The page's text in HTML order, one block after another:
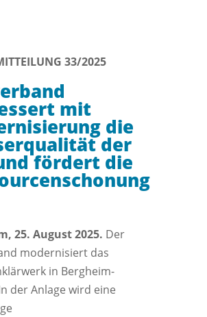
33/2025
mit
die
der
fördert die
25. August 2025. Der
modernisiert das
in Bergheim-
der Anlage wird eine